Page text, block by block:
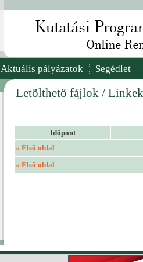
Aktuális pályázatok Segédlet
Letölthető fájlok / Linkek
Időpont
« Első oldal
« Első oldal